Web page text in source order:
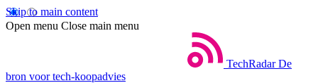
Skip to main content
Open menu Close main menu
TechRadar De
bron voor tech-koopadvies